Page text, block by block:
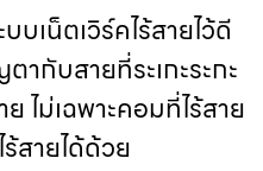
เน็ตเวิร์คไร้สายไว้ดี
ากับสายที่ระเกะระกะ
ไม่เฉพาะคอมที่ไร้สาย
สายได้ด้วย